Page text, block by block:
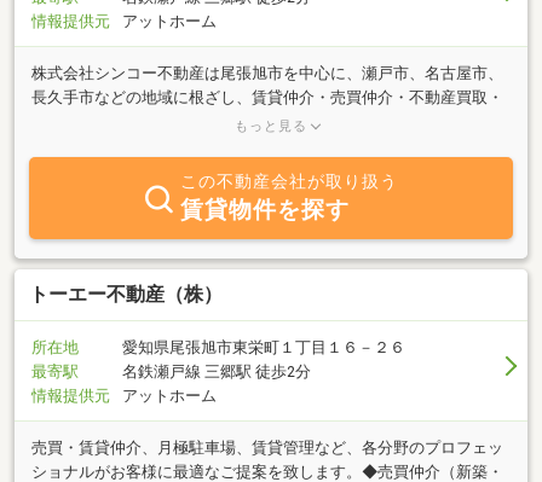
情報提供元
アットホーム
株式会社シンコー不動産は尾張旭市を中心に、瀬戸市、名古屋市、
長久手市などの地域に根ざし、賃貸仲介・売買仲介・不動産買取・
不動産管理・空家相談・相続相談・リフォーム業務まで幅広く対応
縁に誠実に向き合うことを何よりの使命と考えております。不動産
は人生の中でも大きな決断のひとつです。だからこそ、お客様の想
いに寄り添いながら、確実に、そして迅速に対応することで、安心
してお任せいただける存在であり続けたいと考えております。
もっと見る
この不動産会社が取り扱う
賃貸物件を探す
トーエー不動産（株）
所在地
愛知県尾張旭市東栄町１丁目１６－２６
最寄駅
名鉄瀬戸線 三郷駅 徒歩2分
情報提供元
アットホーム
売買・賃貸仲介、月極駐車場、賃貸管理など、各分野のプロフェッ
ショナルがお客様に最適なご提案を致します。◆売買仲介（新築・